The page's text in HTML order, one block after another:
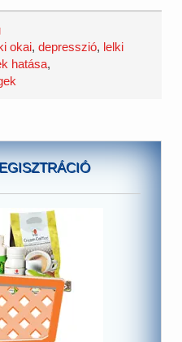
okai,depresszió, lelki
hatása,